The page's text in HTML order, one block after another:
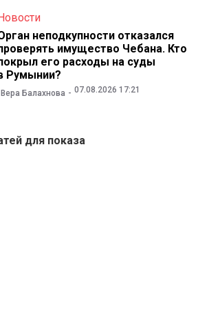
Новости
неподкупности отказался
имущество Чебана. Кто
его расходы на суды
Румынии?
Вера Балахнова 07.08.2026 17:21
для показа